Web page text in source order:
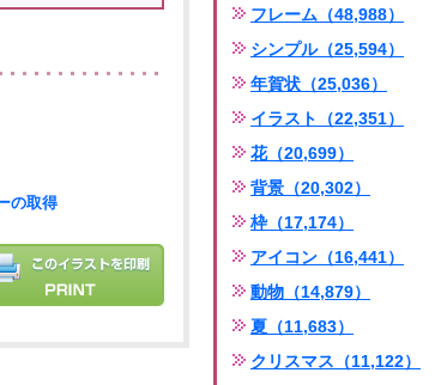
の取得
フレーム（48,988）
シンプル（25,594）
年賀状（25,036）
イラスト（22,351）
花（20,699）
背景（20,302）
枠（17,174）
アイコン（16,441）
動物（14,879）
夏（11,683）
クリスマス（11,122）